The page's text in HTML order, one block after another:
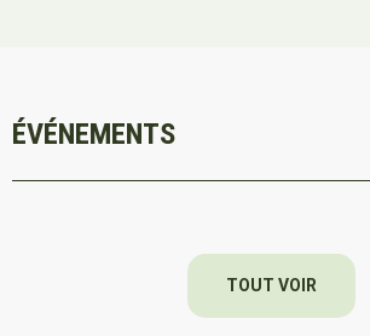
ÉVÉNEMENTS
TOUT VOIR